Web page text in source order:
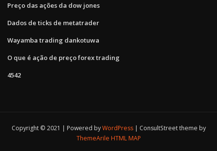
Preço das ações da dow jones
Dados de ticks de metatrader
Wayamba trading dankotuwa
O que é ação de preço forex trading
4542
Copyright © 2021 | Powered byWordPress
ConsultStreet theme by
ThemeArile HTML MAP